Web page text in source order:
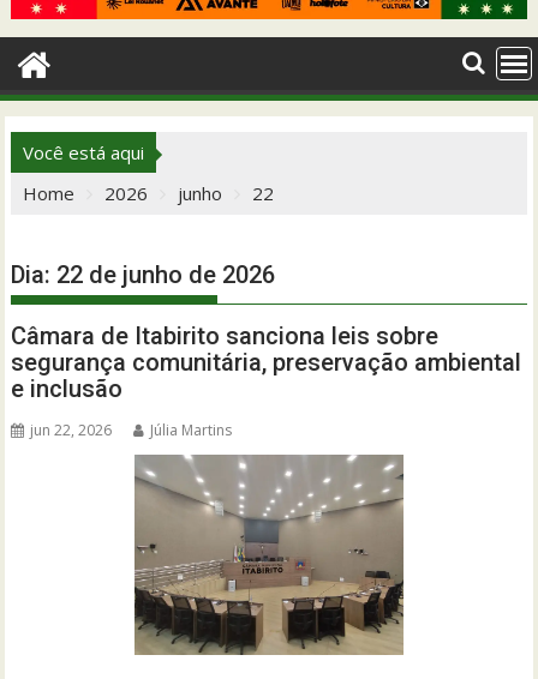
Você está aqui
Home
2026 junho 22
Dia: 22 de junho de 2026
Câmara de Itabirito sanciona leis sobre
segurança comunitária, preservação ambiental
e inclusão
jun 22, 2026 Júlia Martins